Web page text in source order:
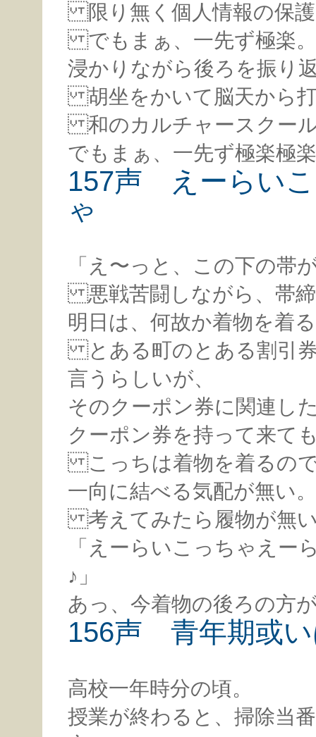
限り無く個人情報の保
でもまぁ、一先ず極楽。
浸かりながら後ろを振り
胡坐をかいて脳天から
和のカルチャースクー
でもまぁ、一先ず極楽極
157声 えーらい
ゃ
「え〜っと、この下の
悪戦苦闘しながら、帯締
明日は、何故か着物を着
とある町のとある割引
言うらしいが、
そのクーポン券に関連し
クーポン券を持って来て
こっちは着物を着るので
一向に結べる気配が無い。
考えてみたら履物が無
「えーらいこっちゃえー
♪」
あっ、今着物の後ろの方
156声 青年期或い
高校一年時分の頃。
授業が終わると、掃除当